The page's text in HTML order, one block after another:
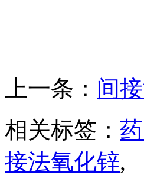
上一条： 间
相关标签：
接法氧化锌,